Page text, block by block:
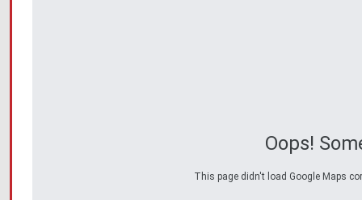
Oops!
This page didn't load Google Maps